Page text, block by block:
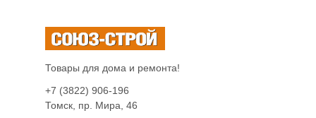
Товары для дома и ремонта!
+7 (3822) 906-196
Томск, пр. Мира, 46